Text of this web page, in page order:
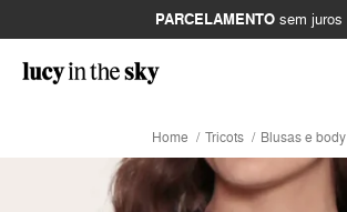
PARCELAMENTOsem juros
Home Tricots Blusas e body